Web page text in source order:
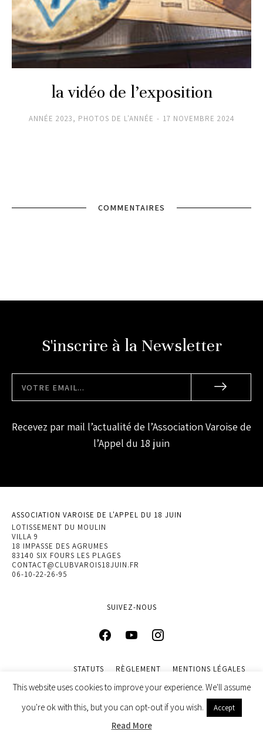
la vidéo de l’exposition
ANNÉE 2023, PHOTOS DE L'ANNÉE 17 NOVEMBRE 2024
COMMENTAIRES
S'inscrire à la Newsletter
Recevez par mail l’actualité de l’Association Varoise de
l’Appel du 18 juin
ASSOCIATION VAROISE DE L'APPEL DU 18 JUIN
LOTISSEMENT DU MOULIN
VILLA 9
18 IMPASSE DES AGRUMES
83140 SIX FOURS LES PLAGES
CONTACT@CLUBVAROIS18JUIN.FR
06-10-22-26-95
SUIVEZ-NOUS
STATUTS RÈGLEMENT
MENTIONS LÉGALES
© 2022 ASSOCIATION VAROISE DE L’APPEL DU 18 JUIN. DESIGN
BYINGENIEWEB
This website uses cookies to improve your experience. We'll assume
you're ok with this, but you can opt-out if you wish.
Accept
Read More